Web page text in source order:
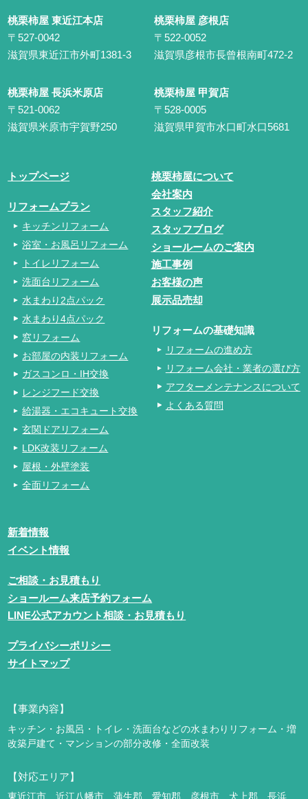
桃栗柿屋 東近江本店
〒527-0042
滋賀県東近江市外町1381-3
桃栗柿屋 彦根店
〒522-0052
滋賀県彦根市長曾根南町472-2
桃栗柿屋 長浜米原店
〒521-0062
滋賀県米原市宇賀野250
桃栗柿屋 甲賀店
〒528-0005
滋賀県甲賀市水口町水口5681
トップページ
リフォームプラン
キッチンリフォーム
浴室・お風呂リフォーム
トイレリフォーム
洗面台リフォーム
水まわり2点パック
水まわり4点パック
窓リフォーム
お部屋の内装リフォーム
ガスコンロ・IH交換
レンジフード交換
給湯器・エコキュート交換
玄関ドアリフォーム
LDK改装リフォーム
屋根・外壁塗装
全面リフォーム
桃栗柿屋について
会社案内
スタッフ紹介
スタッフブログ
ショールームのご案内
施工事例
お客様の声
展示品売却
リフォームの基礎知識
リフォームの進め方
リフォーム会社・業者の選び方
アフターメンテナンスについて
よくある質問
新着情報
イベント情報
ご相談・お見積もり
ショールーム来店予約フォーム
LINE公式アカウント相談・お見積もり
プライバシーポリシー
サイトマップ
【事業内容】
キッチン・お風呂・トイレ・洗面台などの水まわりリフォーム・増
改築戸建て・マンションの部分改修・全面改装
【対応エリア】
東近江市、近江八幡市、蒲生郡、愛知郡、彦根市、犬上郡、長浜